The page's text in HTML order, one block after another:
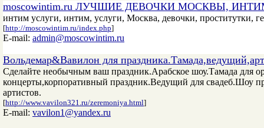
moscowintim.ru ЛУЧШИЕ ДЕВОЧКИ МОСКВЫ,
интим услуги, интим, услуги, Москва, девочки, проститутки,
[http://moscowintim.ru/index.php]
E-mail: admin@moscowintim.ru
Вольдемар&Вавилон для
Сделайте необычным ваш праздник.Арабское шоу.Тамада для
концерты,корпоративный праздник.Ведущий для свадеб.Шоу
артистов.
[http://www.vavilon321.ru/zeremoniya.html]
E-mail: vavilon1@yandex.ru